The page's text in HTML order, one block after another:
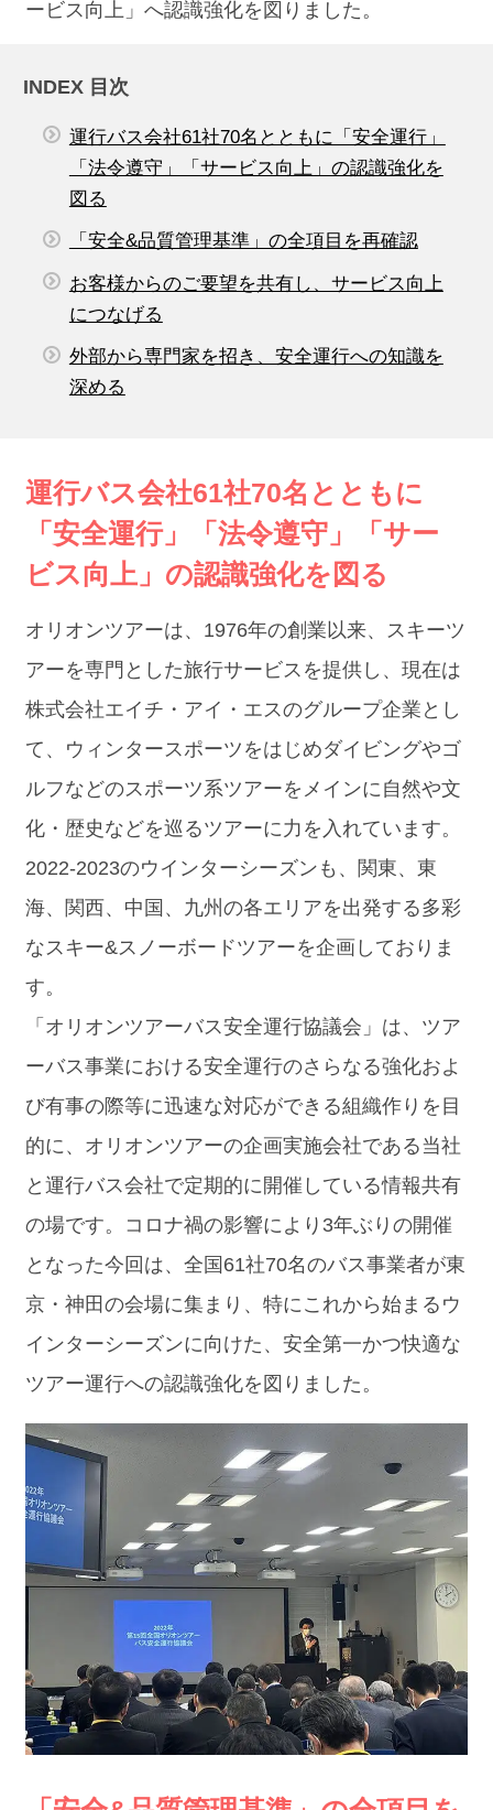
ービス向上」へ認識強化を図りました。
INDEX 目次
運行バス会社61社70名とともに「安全運行」
「法令遵守」「サービス向上」の認識強化を
図る
「安全&品質管理基準」の全項目を再確認
お客様からのご要望を共有し、サービス向上
につなげる
外部から専門家を招き、安全運行への知識を
深める
運行バス会社61社70名とともに
「安全運行」「法令遵守」「サー
ビス向上」の認識強化を図る
オリオンツアーは、1976年の創業以来、スキーツ
アーを専門とした旅行サービスを提供し、現在は
株式会社エイチ・アイ・エスのグループ企業とし
て、ウィンタースポーツをはじめダイビングやゴ
ルフなどのスポーツ系ツアーをメインに自然や文
化・歴史などを巡るツアーに力を入れています。
2022-2023のウインターシーズンも、関東、東
海、関西、中国、九州の各エリアを出発する多彩
なスキー&スノーボードツアーを企画しておりま
す。
「オリオンツアーバス安全運行協議会」は、ツア
ーバス事業における安全運行のさらなる強化およ
び有事の際等に迅速な対応ができる組織作りを目
的に、オリオンツアーの企画実施会社である当社
と運行バス会社で定期的に開催している情報共有
の場です。コロナ禍の影響により3年ぶりの開催
となった今回は、全国61社70名のバス事業者が東
京・神田の会場に集まり、特にこれから始まるウ
インターシーズンに向けた、安全第一かつ快適な
ツアー運行への認識強化を図りました。